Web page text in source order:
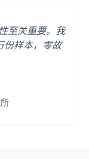
至关重要。我
份样本，零故